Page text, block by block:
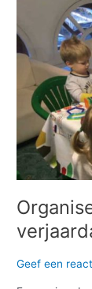
Geef een
Organiseer
origineel
Magformers